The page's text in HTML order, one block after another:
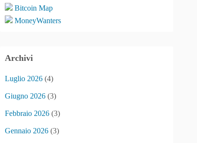
Bitcoin Map
MoneyWanters
Archivi
Luglio 2026 (4)
Giugno 2026 (3)
Febbraio 2026 (3)
Gennaio 2026 (3)